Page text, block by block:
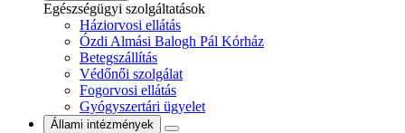
Egészségügyi szolgáltatások
Háziorvosi ellátás
Ózdi Almási Balogh Pál Kórház
Betegszállítás
Védőnői szolgálat
Fogorvosi ellátás
Gyógyszertári ügyelet
Állami intézmények